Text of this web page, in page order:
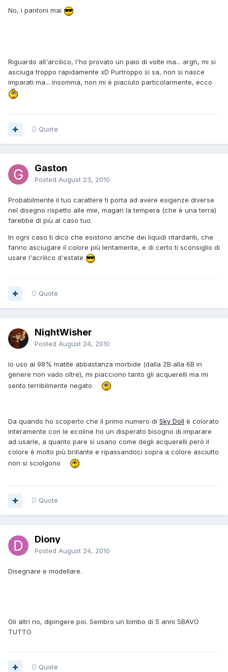
No, i pantoni mai
Riguardo all'arcilico, l'ho provato un paio di volte ma... argh, mi si
asciuga troppo rapidamente xD Purtroppo si sa, non si nasce
imparati ma... insomma, non mi è piaciuto particolarmente, ecco
Quote
Gaston
Posted August 23, 2010
Probabilmente il tuo carattere ti porta ad avere esigenze diverse
nel disegno rispetto alle mie, magari la tempera (che è una terra)
farebbe di più al caso tuo.
In ogni caso ti dico che esistono anche dei liquidi ritardanti, che
fanno asciugare il colore più lentamente, e di certo ti sconsiglio di
usare l'acrilico d'estate
Quote
NightWisher
Posted August 24, 2010
Io uso al 98% matite abbastanza morbide (dalla 2B alla 6B in
genere non vado oltre), mi piacciono tanto gli acquerelli ma mi
sento terribilmente negato
Da quando ho scoperto che il primo numero di Sky Doll è colorato
interamente con le ecoline ho un disperato bisogno di imparare
ad usarle, a quanto pare si usano come degli acquerelli però il
colore è molto più brillante e ripassandoci sopra a colore asciutto
non si sciolgono
Quote
Diony
Posted August 24, 2010
Disegnare e modellare.
Gli altri no, dipingere poi. Sembro un bimbo di 5 anni SBAVO
TUTTO
Quote